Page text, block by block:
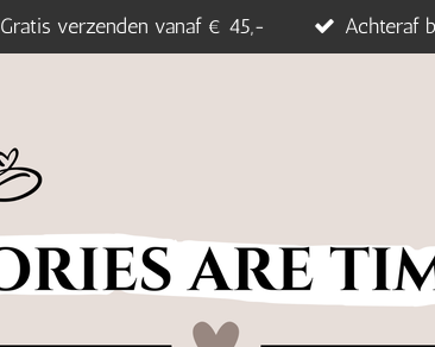
Gratis verzenden vanaf € 45,- Achteraf